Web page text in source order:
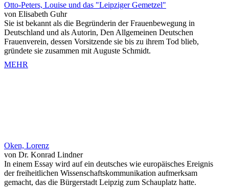
Otto-Peters, Louise und das "Leipziger Gemetzel"
von Elisabeth Guhr
Sie ist bekannt als die Begründerin der Frauenbewegung in
Deutschland und als Autorin, Den Allgemeinen Deutschen
Frauenverein, dessen Vorsitzende sie bis zu ihrem Tod blieb,
gründete sie zusammen mit Auguste Schmidt.
MEHR
Oken, Lorenz
von Dr. Konrad Lindner
In einem Essay wird auf ein deutsches wie europäisches Ereignis
der freiheitlichen Wissenschaftskommunikation aufmerksam
gemacht, das die Bürgerstadt Leipzig zum Schauplatz hatte.